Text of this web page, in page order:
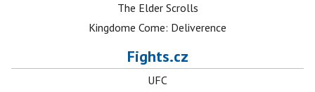
The Elder Scrolls
Kingdome Come: Deliverence
Fights.cz
UFC